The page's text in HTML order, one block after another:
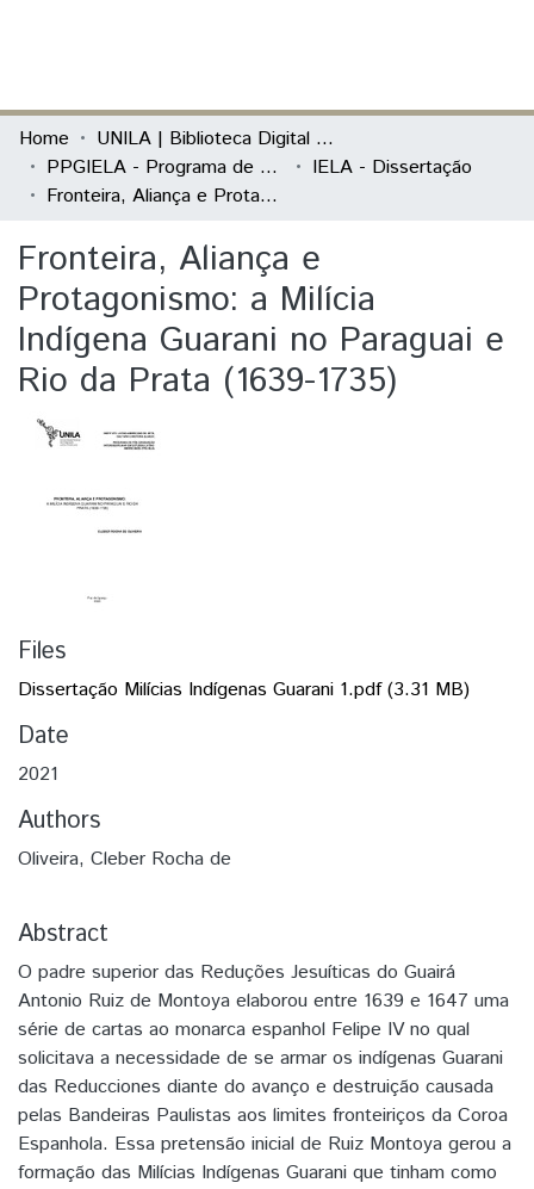
Communities & Collections
All of DSpace
Home
UNILA | Biblioteca Digital de Dissertações e Teses
PPGIELA - Programa de Pós-Graduação Interdisciplinar em Estudos Latino-Americanos
IELA - Dissertação
Fronteira, Aliança e Protagonismo: a Milícia Indígena Guarani no Paraguai e Rio da Prata (1639-1735)
Fronteira, Aliança e
Protagonismo: a Milícia
Indígena Guarani no Paraguai e
Rio da Prata (1639-1735)
Files
Dissertação Milícias Indígenas Guarani 1.pdf(3.31 MB)
Date
2021
Authors
Oliveira, Cleber Rocha de
Abstract
O padre superior das Reduções Jesuíticas do Guairá
Antonio Ruiz de Montoya elaborou entre 1639 e 1647 uma
série de cartas ao monarca espanhol Felipe IV no qual
solicitava a necessidade de se armar os indígenas Guarani
das Reducciones diante do avanço e destruição causada
pelas Bandeiras Paulistas aos limites fronteiriços da Coroa
Espanhola. Essa pretensão inicial de Ruiz Montoya gerou a
formação das Milícias Indígenas Guarani que tinham como